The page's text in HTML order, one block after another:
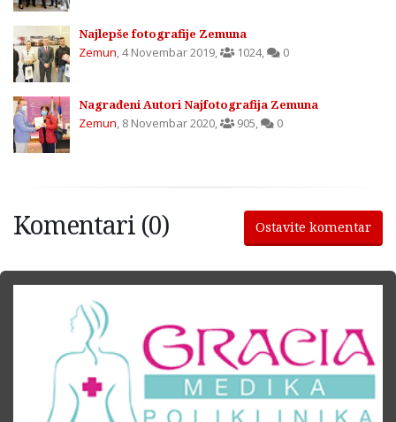
Najlepše fotografije Zemuna
Zemun,4 Novembar 2019, 1024, 0
Nagrađeni Autori Najfotografija Zemuna
Zemun, 8 Novembar 2020, 905, 0
Komentari (0) Ostavite komentar